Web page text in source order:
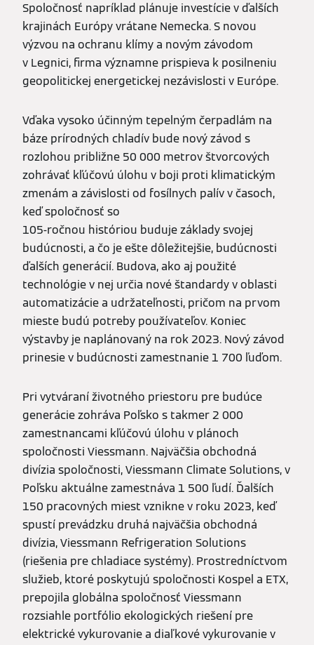
Spoločnosť napríklad plánuje investície v ďalších
krajinách Európy vrátane Nemecka. S novou
výzvou na ochranu klímy a novým závodom
v Legnici, firma významne prispieva k posilneniu
geopolitickej energetickej nezávislosti v Európe.
Vďaka vysoko účinným tepelným čerpadlám na
báze prírodných chladív bude nový závod s
rozlohou približne 50 000 metrov štvorcových
zohrávať kľúčovú úlohu v boji proti klimatickým
zmenám a závislosti od fosílnych palív v časoch,
keď spoločnosť so
105-ročnou históriou buduje základy svojej
budúcnosti, a čo je ešte dôležitejšie, budúcnosti
ďalších generácií. Budova, ako aj použité
technológie v nej určia nové štandardy v oblasti
automatizácie a udržateľnosti, pričom na prvom
mieste budú potreby používateľov. Koniec
výstavby je naplánovaný na rok 2023. Nový závod
prinesie v budúcnosti zamestnanie 1 700 ľuďom.
Pri vytváraní životného priestoru pre budúce
generácie zohráva Poľsko s takmer 2 000
zamestnancami kľúčovú úlohu v plánoch
spoločnosti Viessmann. Najväčšia obchodná
divízia spoločnosti, Viessmann Climate Solutions, v
Poľsku aktuálne zamestnáva 1 500 ľudí. Ďalších
150 pracovných miest vznikne v roku 2023, keď
spustí prevádzku druhá najväčšia obchodná
divízia, Viessmann Refrigeration Solutions
(riešenia pre chladiace systémy). Prostredníctvom
služieb, ktoré poskytujú spoločnosti Kospel a ETX,
prepojila globálna spoločnosť Viessmann
rozsiahle portfólio ekologických riešení pre
elektrické vykurovanie a diaľkové vykurovanie v